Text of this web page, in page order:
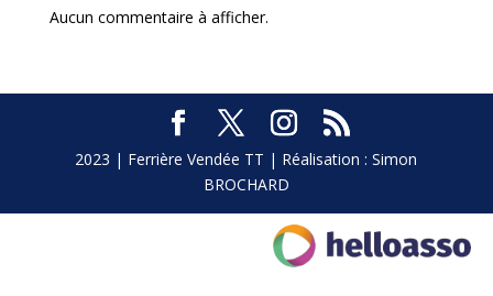
Aucun commentaire à afficher.
2023 | Ferrière Vendée TT | Réalisation : Simon
BROCHARD